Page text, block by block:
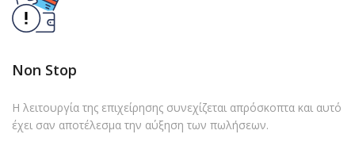
Non Stop
Η λειτουργία της επιχείρησης συνεχίζεται απρόσκοπτα και αυτό
έχει σαν αποτέλεσμα την αύξηση των πωλήσεων.